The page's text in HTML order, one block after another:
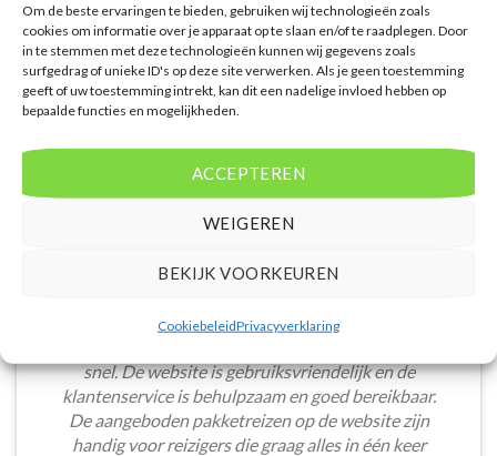
Om de beste ervaringen te bieden, gebruiken wij technologieën zoals
cookies om informatie over je apparaat op te slaan en/of te raadplegen. Door
in te stemmen met deze technologieën kunnen wij gegevens zoals
surfgedrag of unieke ID's op deze site verwerken. Als je geen toestemming
geeft of uw toestemming intrekt, kan dit een nadelige invloed hebben op
bepaalde functies en mogelijkheden.
ACCEPTEREN
WEIGEREN
BEKIJK VOORKEUREN
CookiebeleidPrivacyverklaring
Tim Beukers/Tilburg
Het boeken van een lastminute vakantie via
snel. De website is gebruiksvriendelijk en de
klantenservice is behulpzaam en goed bereikbaar.
De aangeboden pakketreizen op de website zijn
handig voor reizigers die graag alles in één keer